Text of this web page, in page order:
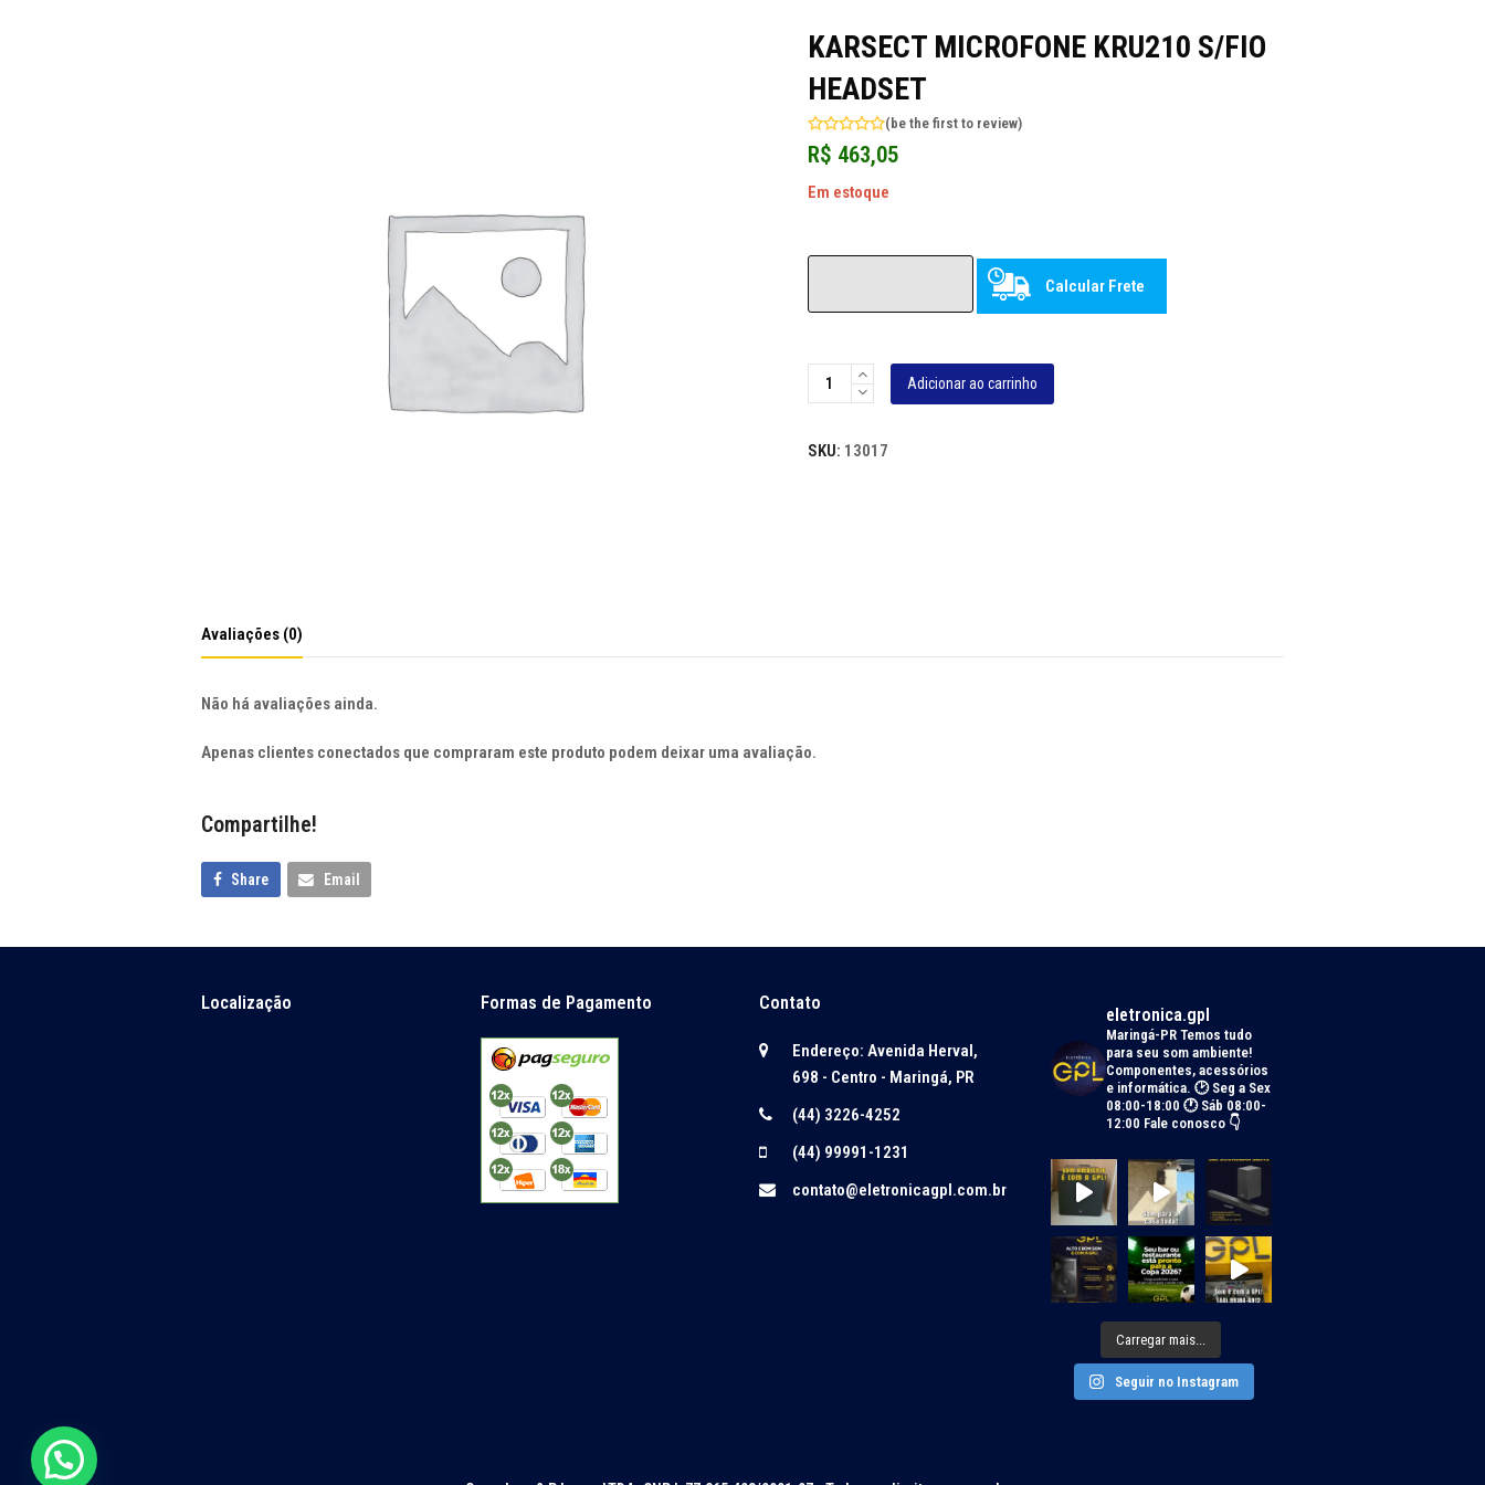
KARSECT MICROFONE KRU210 S/FIO
HEADSET
Avaliação
0
5
( be the first to review)
R$ 463,05
Em estoque
Calcular Frete
KARSECT
MICROFONE
S/FIO
Adicionar ao carrinho
SKU: 13017
Avaliações (0)
Não há avaliações ainda.
Apenas clientes conectados que compraram este produto podem deixar uma avaliação.
Compartilhe!
Share Email
Localização Formas de Pagamento Contato
Endereço: Avenida Herval,
698 - Centro - Maringá, PR
(44) 3226-4252
(44) 99991-1231
contato@eletronicagpl.com.br
eletronica.gpl
Maringá-PRTemos tudo
para seu som ambiente!
Componentes, acessórios
e informática. 🕑 Seg a Sex
08:00-18:00 🕐 Sáb 08:00-
12:00 Fale conosco 👇
Carregar mais...
Seguir no Instagram